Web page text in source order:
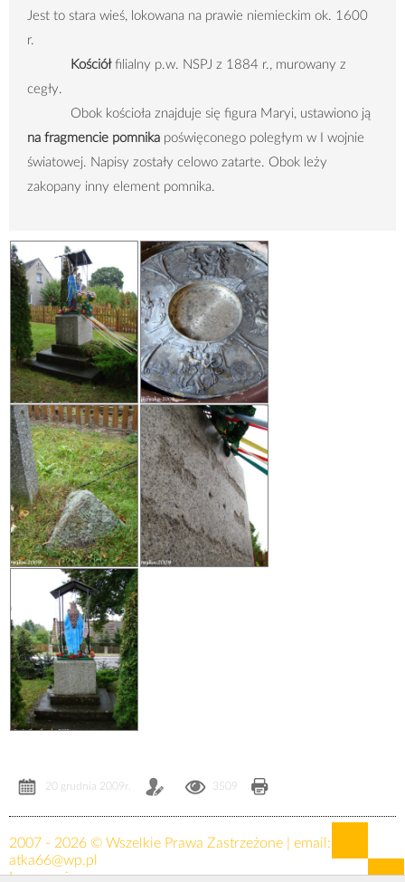
Jest to stara wieś, lokowana na prawie niemieckim ok. 1600
r.
Kościółfilialny p.w. NSPJ z 1884 r., murowany z
cegły.
Obok kościoła znajduje się figura Maryi, ustawiono ją
na fragmencie pomnika poświęconego poległym w I wojnie
światowej. Napisy zostały celowo zatarte. Obok leży
zakopany inny element pomnika.
20 grudnia 2009r. 3509
2007 - 2026 © Wszelkie Prawa Zastrzeżone | email:
atka66@wp.pl
Logowanie »